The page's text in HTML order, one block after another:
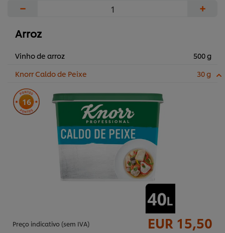
− +
Arroz
Vinho de arroz
500 g
Knorr Caldo de Peixe
30 g
16
Preço indicativo (sem IVA) EUR 15,50